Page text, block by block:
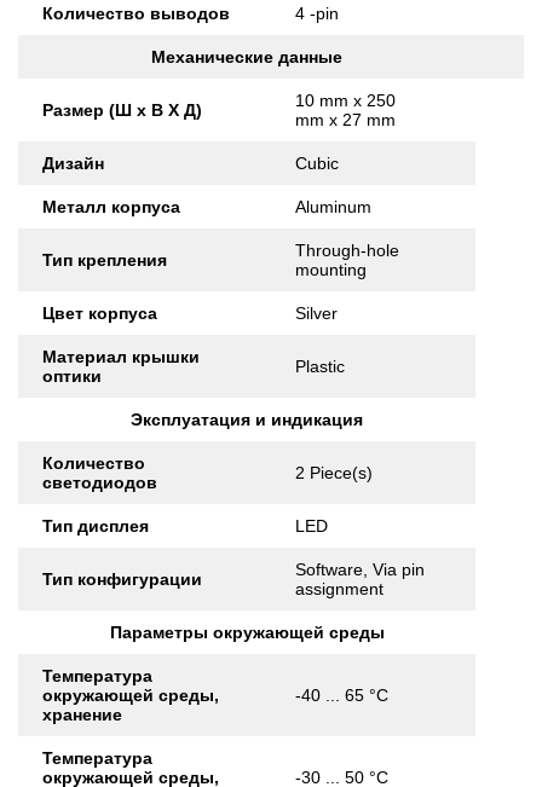
Количество выводов 4 -pin
Механические данные
Размер (Ш x В X Д)
10 mm x 250
mm x 27 mm
Дизайн Cubic
Металл корпуса Aluminum
Тип крепления
Through-hole
mounting
Цвет корпуса Silver
Материал крышки
оптики
Plastic
Эксплуатация и индикация
Количество
светодиодов
2 Piece(s)
Тип дисплея LED
Тип конфигурации
Software, Via pin
assignment
Параметры окружающей среды
Температура
окружающей среды,
хранение
-40 ... 65 °C
Температура
окружающей среды,
-30 ... 50 °C